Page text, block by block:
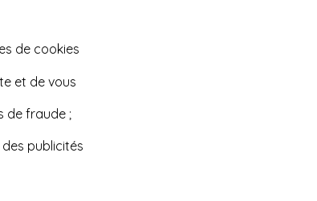
de cookies
et de vous
de fraude ;
publicités